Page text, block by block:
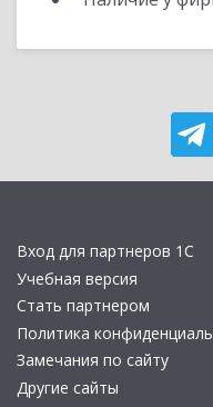
Вход для партнеров 1С
Учебная версия
Стать партнером
Политика
Замечания по сайту
Другие сайты